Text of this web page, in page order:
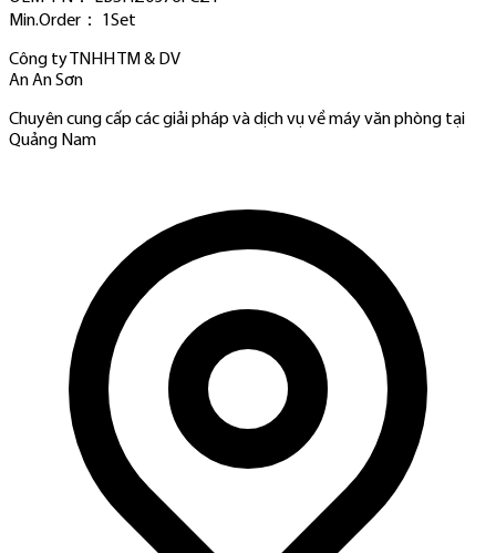
Min.Order： 1Set
Công ty TNHH TM & DV
An An Sơn
Chuyên cung cấp các giải pháp và dịch vụ về máy văn phòng tại
Quảng Nam